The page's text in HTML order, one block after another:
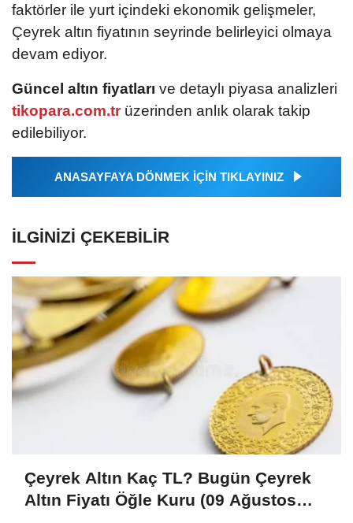
faktörler ile yurt içindeki ekonomik gelişmeler,
Çeyrek altın fiyatının seyrinde belirleyici olmaya
devam ediyor.
Güncel altın fiyatları ve detaylı piyasa analizleri
tikopara.com.trüzerinden anlık olarak takip
edilebiliyor.
ANASAYFAYA DÖNMEK İÇİN TIKLAYINIZ
İLGINIZI ÇEKEBILIR
Çeyrek Altın Kaç TL? Bugün Çeyrek
Altın Fiyatı Öğle Kuru (09 Ağustos